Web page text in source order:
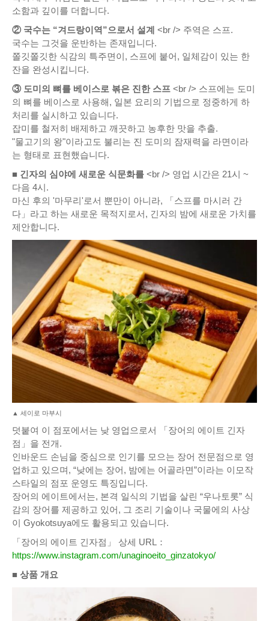
소함과 깊이를 더합니다.
② 국수는 “겨드랑이역”으로서 설계 <br /> 주역은 스프.
국수는 그것을 운반하는 존재입니다.
쫄깃쫄깃한 식감의 특주면이, 스프에 붙어, 일체감이 있는 한
잔을 완성시킵니다.
③ 도미의 뼈를 베이스로 볶은 진한 스프 <br /> 스프에는 도미
의 뼈를 베이스로 사용해, 일본 요리의 기법으로 정중하게 하
처리를 실시하고 있습니다.
잡미를 철저히 배제하고 깨끗하고 농후한 맛을 추출.
"물고기의 왕"이라고도 불리는 진 도미의 잠재력을 라면이라
는 형태로 표현했습니다.
■ 긴자의 심야에 새로운 식문화를 <br /> 영업 시간은 21시 ~
다음 4시.
마신 후의 '마무리'로서 뿐만이 아니라, 「스프를 마시러 간
다」라고 하는 새로운 목적지로서, 긴자의 밤에 새로운 가치를
제안합니다.
▲ 세이로 마부시
덧붙여 이 점포에서는 낮 영업으로서 「장어의 에이트 긴자
점」을 전개.
인바운드 손님을 중심으로 인기를 모으는 장어 전문점으로 영
업하고 있으며, “낮에는 장어, 밤에는 어골라면”이라는 이모작
스타일의 점포 운영도 특징입니다.
장어의 에이트에서는, 본격 일식의 기법을 살린 “우나토롯” 식
감의 장어를 제공하고 있어, 그 조리 기술이나 국물에의 사상
이 Gyokotsuya에도 활용되고 있습니다.
「장어의 에이트 긴자점」 상세 URL：
https://www.instagram.com/unaginoeito_ginzatokyo/
■ 상품 개요